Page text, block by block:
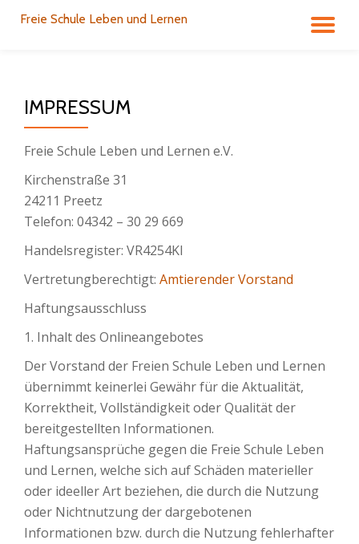
Freie Schule Leben und Lernen
IMPRESSUM
Freie Schule Leben und Lernen e.V.
Kirchenstraße 31
24211 Preetz
Telefon: 04342 – 30 29 669
Handelsregister: VR4254KI
Vertretungberechtigt: Amtierender Vorstand
Haftungsausschluss
1. Inhalt des Onlineangebotes
Der Vorstand der Freien Schule Leben und Lernen
übernimmt keinerlei Gewähr für die Aktualität,
Korrektheit, Vollständigkeit oder Qualität der
bereitgestellten Informationen.
Haftungsansprüche gegen die Freie Schule Leben
und Lernen, welche sich auf Schäden materieller
oder ideeller Art beziehen, die durch die Nutzung
oder Nichtnutzung der dargebotenen
Informationen bzw. durch die Nutzung fehlerhafter